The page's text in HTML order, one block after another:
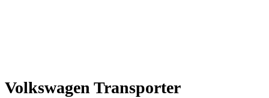
Volkswagen Transporter